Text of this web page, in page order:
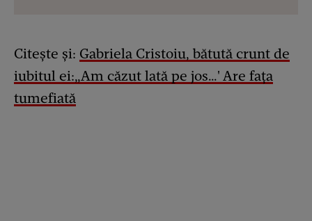
Citește și: Gabriela Cristoiu, bătută crunt de
iubitul ei:„Am căzut lată pe jos…' Are fața
tumefiată